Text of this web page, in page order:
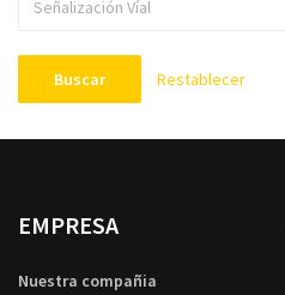
Buscar Restablecer
EMPRESA
Nuestra compañia